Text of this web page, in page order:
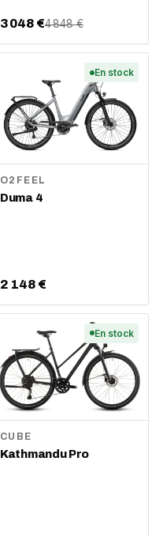
3 048 €4 848 €
En stock
O2FEEL
Duma 4
2 148 €
En stock
CUBE
Kathmandu Pro